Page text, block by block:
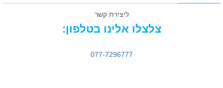
ליצירת קשר
צלצלו אלינו בטלפון:
077-7296777